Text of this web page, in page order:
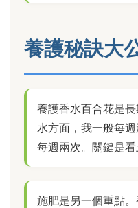
養護秘訣大
養護香水百合花是
水方面，我一般每
每週兩次。關鍵是看
施肥是另一個重點